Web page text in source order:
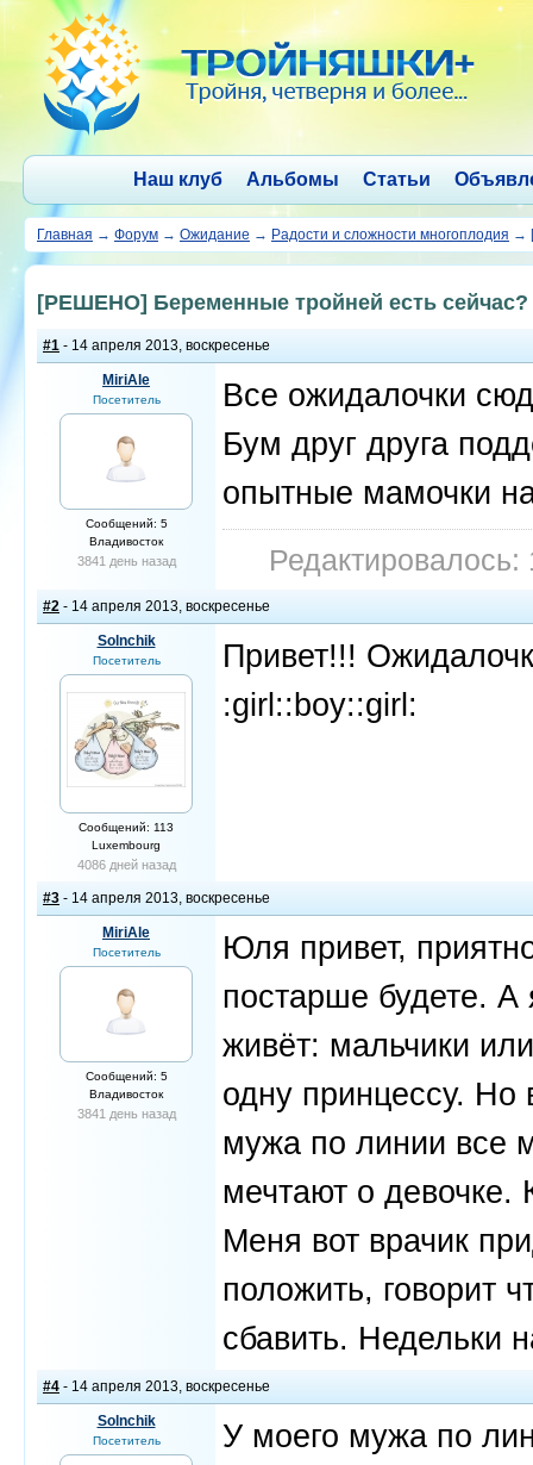
Наш клуб Альбомы Статьи
Главная → Форум → Ожидание → Радости и сложности многоплодия →
[РЕШЕНО] Беременные тройней есть
#1 - 14 апреля 2013, воскресенье
MiriAle
Посетитель
Сообщений: 5
Владивосток
3841 день назад
Все ожидалочки
Бум друг друга
опытные мамочки
#2 - 14 апреля 2013, воскресенье
Solnchik
Посетитель
Сообщений: 113
Luxembourg
4086 дней назад
Привет!!!
:girl::boy::girl:
#3 - 14 апреля 2013, воскресенье
MiriAle
Посетитель
Сообщений: 5
Владивосток
3841 день назад
Юля привет,
постарше будете. А
живёт: мальчики
одну принцессу.
мужа по линии все
мечтают о девочке.
Меня вот врачик
положить, говорит
сбавить. Недельки
#4 - 14 апреля 2013, воскресенье
Solnchik
Посетитель
У моего мужа по